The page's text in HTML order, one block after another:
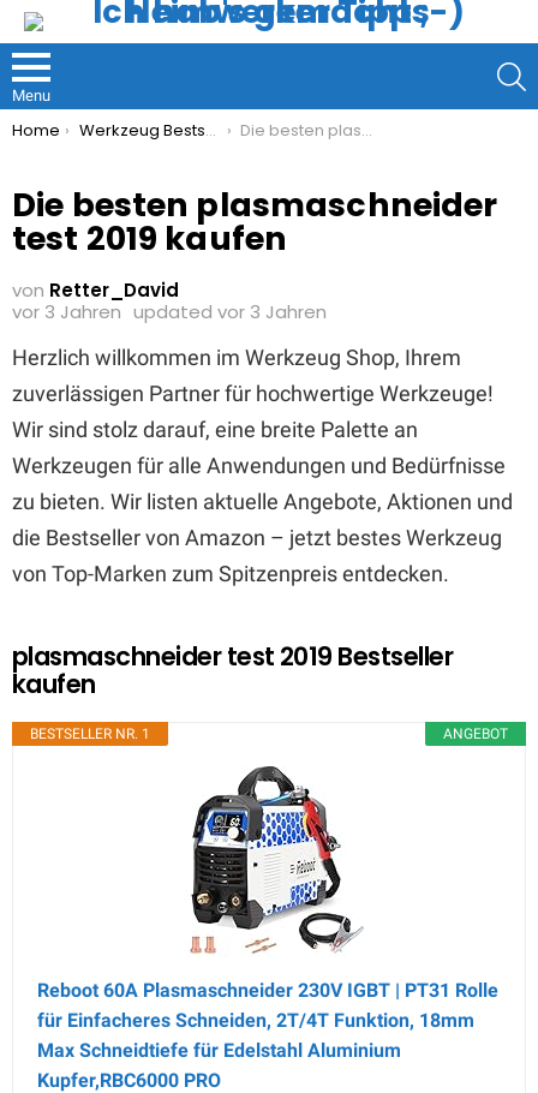
Menu
You are here:
Home Werkzeug Bestseller Die besten plasmaschneider test 2019 kaufen
Die besten plasmaschneider
test 2019 kaufen
von Retter_David
vor 3 Jahren updated vor 3 Jahren
Herzlich willkommen im Werkzeug Shop, Ihrem
zuverlässigen Partner für hochwertige Werkzeuge!
Wir sind stolz darauf, eine breite Palette an
Werkzeugen für alle Anwendungen und Bedürfnisse
zu bieten. Wir listen aktuelle Angebote, Aktionen und
die Bestseller von Amazon – jetzt bestes Werkzeug
von Top-Marken zum Spitzenpreis entdecken.
plasmaschneider test 2019 Bestseller
kaufen
ANGEBOT
BESTSELLER NR. 1
Reboot 60A Plasmaschneider 230V IGBT | PT31 Rolle
für Einfacheres Schneiden, 2T/4T Funktion, 18mm
Max Schneidtiefe für Edelstahl Aluminium
Kupfer,RBC6000 PRO